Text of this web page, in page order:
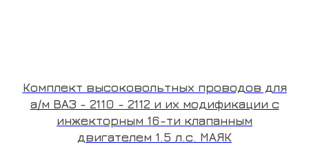
Комплект высоковольтных проводов для
а/м ВАЗ - 2110 - 2112 и их модификации с
инжекторным 16-ти клапанным
двигателем 1.5 л.с. МАЯК